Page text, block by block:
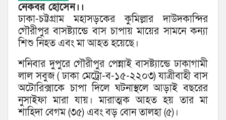
নেকবর হোসেন।।
ঢাকা-চট্টগ্রাম মহাসড়কের কুমিল্লার দাউদকান্দির
গৌরীপুর বাসষ্ট্যান্ডে বাস চাপায় মায়ের সামনে কন্যা
শিশু নিহত এবং মা আহত হয়েছে।
শনিবার দুপুরে গৌরীপুর পেন্নাই বাসষ্ট্যান্ডে ঢাকাগামী
লাল সবুজ ( ঢাকা মেট্রো-ব-১৫-২২০৩) যাত্রীবাহী বাস
অটোরিক্সাকে চাপা দিলে ঘটনাস্থলে আড়াই বছরের
নুসাইফা মারা যায়। মারাত্মক আহত হয় তার মা
শাহিদা বেগম (৩৫) এবং বড় বোন তালহা (৫)।